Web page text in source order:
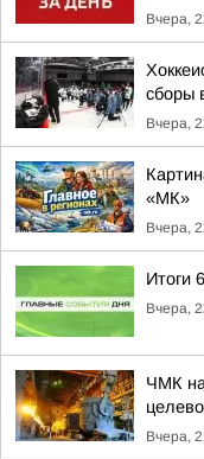
Вчера,
сборы
Вчера,
«МК»
Вчера,
Итоги
Вчера,
ЧМК
Вчера,